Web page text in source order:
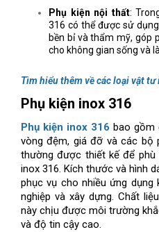
Phụ kiện nội thất:
316 có thể được sử
bền bỉ và thẩm mỹ, góp
cho không gian sống và
Tìm hiểu thêm về các loại vật tư
Phụ kiện inox 316
Phụ kiện inox 316 bao gồm
vòng đệm, giá đỡ và các bộ
thường được thiết kế để
inox 316. Kích thước và hình
phục vụ cho nhiều ứng dụng
nghiệp và xây dựng. Chất
này chịu được môi trường
và độ tin cậy cao.